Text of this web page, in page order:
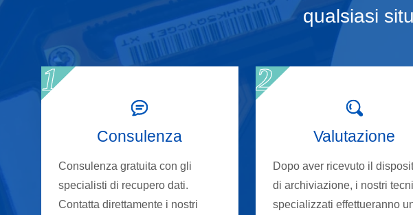
qualsiasi
Consulenza
Consulenza gratuita con gli
specialisti di recupero dati.
Contatta direttamente i nostri
Valutazione
Dopo aver ricevuto il
di archiviazione, i nostri
specializzati effettueranno